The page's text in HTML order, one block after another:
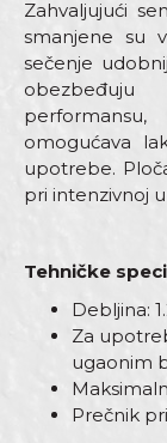
Zahvaljujući
smanjene su
sečenje
omogućava
upotrebe.
pri intenzivnoj
Tehničke
Debljina:
Za
ugaonim
Prečnik